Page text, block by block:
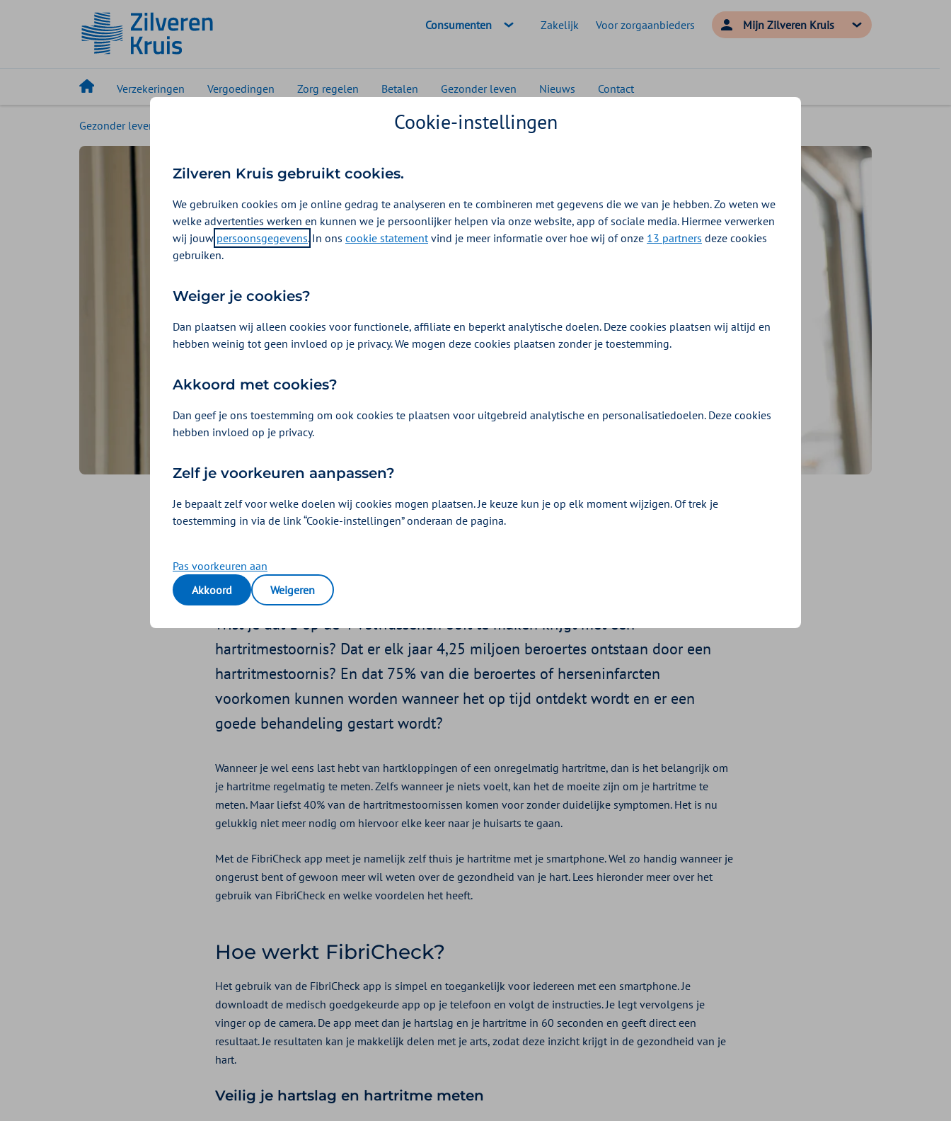
Geselecteerde doelgroep:
Consumenten Zakelijk Voor zorgaanbieders Mijn Zilveren Kruis
Verzekeringen Vergoedingen Zorg regelen Betalen Gezonder leven Nieuws Contact
Gezonder leven FibriCheck: hartslag en hartritme meten met een app
FibriCheck: hartslag en hartritme
meten met een app
Geplaatst op 2 december 2024 | Een artikel als onderdeel van
Wist je dat 1 op de 4 volwassenen ooit te maken krijgt met een
hartritmestoornis? Dat er elk jaar 4,25 miljoen beroertes ontstaan door een
hartritmestoornis? En dat 75% van die beroertes of herseninfarcten
voorkomen kunnen worden wanneer het op tijd ontdekt wordt en er een
goede behandeling gestart wordt?
Wanneer je wel eens last hebt van hartkloppingen of een onregelmatig hartritme, dan is het belangrijk om
je hartritme regelmatig te meten. Zelfs wanneer je niets voelt, kan het de moeite zijn om je hartritme te
meten. Maar liefst 40% van de hartritmestoornissen komen voor zonder duidelijke symptomen. Het is nu
gelukkig niet meer nodig om hiervoor elke keer naar je huisarts te gaan.
Met de FibriCheck app meet je namelijk zelf thuis je hartritme met je smartphone. Wel zo handig wanneer je
ongerust bent of gewoon meer wil weten over de gezondheid van je hart. Lees hieronder meer over het
gebruik van FibriCheck en welke voordelen het heeft.
Hoe werkt FibriCheck?
Het gebruik van de FibriCheck app is simpel en toegankelijk voor iedereen met een smartphone. Je
downloadt de medisch goedgekeurde app op je telefoon en volgt de instructies. Je legt vervolgens je
vinger op de camera. De app meet dan je hartslag en je hartritme in 60 seconden en geeft direct een
resultaat. Je resultaten kan je makkelijk delen met je arts, zodat deze inzicht krijgt in de gezondheid van je
hart.
Veilig je hartslag en hartritme meten
Cookie-instellingen
Zilveren Kruis gebruikt cookies.
We gebruiken cookies om je online gedrag te analyseren en te combineren met gegevens die we van je hebben. Zo weten we
welke advertenties werken en kunnen we je persoonlijker helpen via onze website, app of sociale media. Hiermee verwerken
wij jouw persoonsgegevens. In ons cookie statementvind je meer informatie over hoe wij of onze 13 partners deze cookies
gebruiken.
Weiger je cookies?
Dan plaatsen wij alleen cookies voor functionele, affiliate en beperkt analytische doelen. Deze cookies plaatsen wij altijd en
hebben weinig tot geen invloed op je privacy. We mogen deze cookies plaatsen zonder je toestemming.
Akkoord met cookies?
Dan geef je ons toestemming om ook cookies te plaatsen voor uitgebreid analytische en personalisatiedoelen. Deze cookies
hebben invloed op je privacy.
Zelf je voorkeuren aanpassen?
Je bepaalt zelf voor welke doelen wij cookies mogen plaatsen. Je keuze kun je op elk moment wijzigen. Of trek je
toestemming in via de link “Cookie-instellingen” onderaan de pagina.
Pas voorkeuren aan
Akkoord
Weigeren